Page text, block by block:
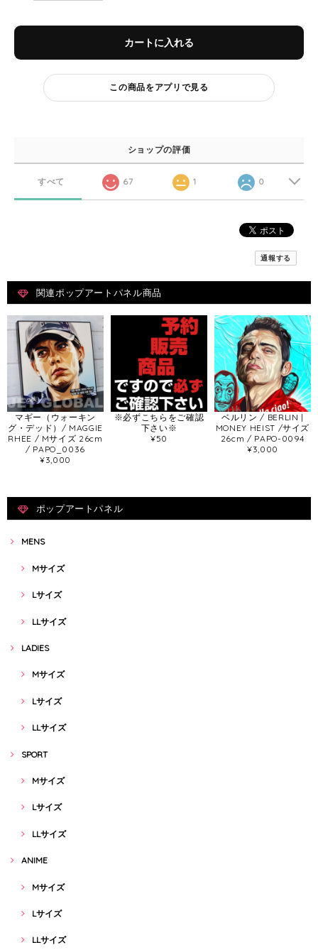
カートに入れる
この商品をアプリで見る
ショップの評価
すべて 67 1 0
通報する
関連ポップアートパネル商品
マギー（ウォーキン
グ・デッド）/ MAGGIE
RHEE / Mサイズ 26cm
/ PAPO_0036
¥3,000
※必ずこちらをご確認
下さい※
¥50
ベルリン / BERLIN |
MONEY HEIST /サイズ
26cm / PAPO-0094
¥3,000
ポップアートパネル
MENS
Mサイズ
Lサイズ
LLサイズ
LADIES
Mサイズ
Lサイズ
LLサイズ
SPORT
Mサイズ
Lサイズ
LLサイズ
ANIME
Mサイズ
Lサイズ
LLサイズ